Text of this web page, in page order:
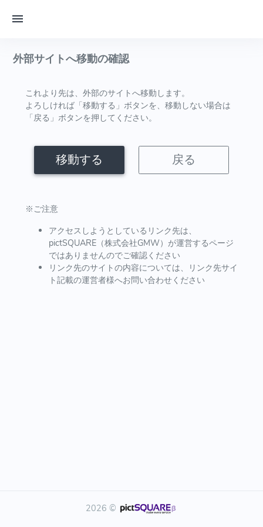
外部サイトへ移動の確認
これより先は、外部のサイトへ移動します。
よろしければ「移動する」ボタンを、移動しない場合は
「戻る」ボタンを押してください。
移動する 戻る
※ご注意
アクセスしようとしているリンク先は、
pictSQUARE（株式会社GMW）が運営するページ
ではありませんのでご確認ください
リンク先のサイトの内容については、リンク先サイ
ト記載の運営者様へお問い合わせください
2026 ©